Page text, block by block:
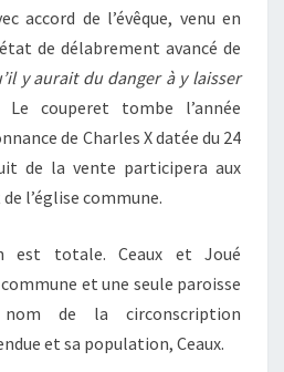
accord de l’évêque, venu en
de délabrement avancé de
y aurait du danger à y laisser
couperet tombe l’année
de Charles X datée du 24
de la vente participera aux
l’église commune.
est totale. Ceaux et Joué
et une seule paroisse
de la circonscription
et sa population, Ceaux.